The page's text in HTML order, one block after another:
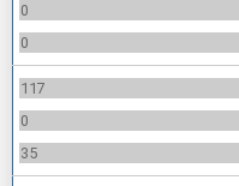
0
0
117
0
35